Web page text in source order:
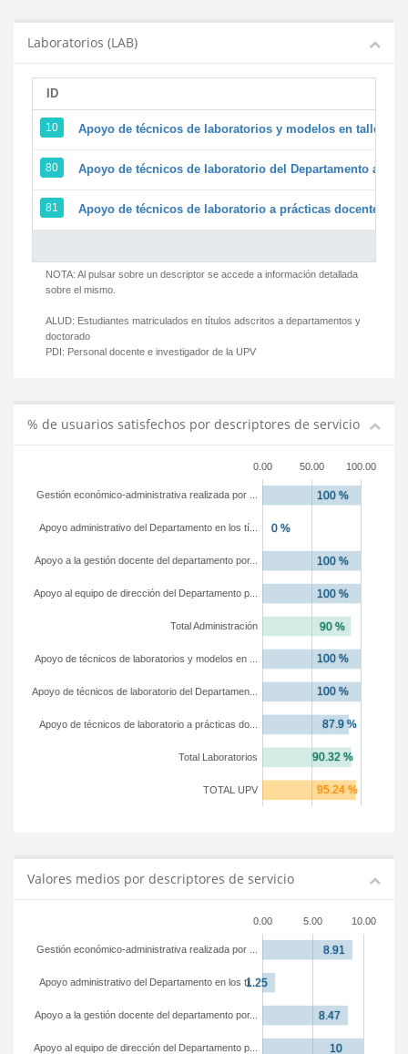
Laboratorios (LAB)
ID
10 Apoyo de técnicos de laboratorios y modelos en
80 Apoyo de técnicos de laboratorio del Departamento a la
81 Apoyo de técnicos de laboratorio a prácticas docentes y
NOTA: Al pulsar sobre un descriptor se accede a información detallada
sobre el mismo.
ALUD: Estudiantes matriculados en títulos adscritos a departamentos y
doctorado
PDI: Personal docente e investigador de la UPV
% de usuarios satisfechos por descriptores de servicio
0.00 50.00 100.00
TOTAL UPV
Total Laboratorios
Apoyo de técnicos de laboratorio a prácticas do...
Apoyo de técnicos de laboratorio del Departamen...
Apoyo de técnicos de laboratorios y modelos en ...
Total Administración
Apoyo al equipo de dirección del Departamento p...
Apoyo a la gestión docente del departamento por...
Apoyo administrativo del Departamento en los tí...
Gestión económico-administrativa realizada por ...
Valores medios por descriptores de servicio
0.00 5.00 10.00
Apoyo al equipo de dirección del Departamento p...
Apoyo a la gestión docente del departamento por...
Apoyo administrativo del Departamento en los tí...
Gestión económico-administrativa realizada por ...